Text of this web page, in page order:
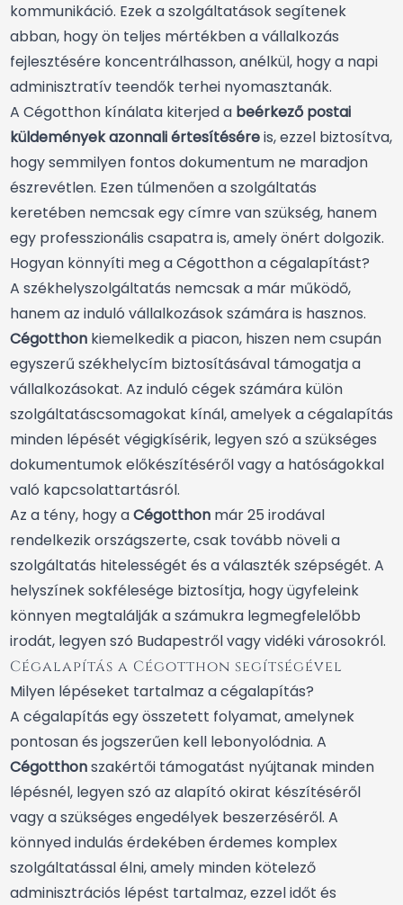
kommunikáció. Ezek a szolgáltatások segítenek
abban, hogy ön teljes mértékben a vállalkozás
fejlesztésére koncentrálhasson, anélkül, hogy a napi
adminisztratív teendők terhei nyomasztanák.
A Cégotthon kínálata kiterjed a beérkező postai
küldemények azonnali értesítéséreis, ezzel biztosítva,
hogy semmilyen fontos dokumentum ne maradjon
észrevétlen. Ezen túlmenően a szolgáltatás
keretében nemcsak egy címre van szükség, hanem
egy professzionális csapatra is, amely önért dolgozik.
Hogyan könnyíti meg a Cégotthon a cégalapítást?
A székhelyszolgáltatás nemcsak a már működő,
hanem az induló vállalkozások számára is hasznos.
Cégotthon kiemelkedik a piacon, hiszen nem csupán
egyszerű székhelycím biztosításával támogatja a
vállalkozásokat. Az induló cégek számára külön
szolgáltatáscsomagokat kínál, amelyek a cégalapítás
minden lépését végigkísérik, legyen szó a szükséges
dokumentumok előkészítéséről vagy a hatóságokkal
való kapcsolattartásról.
Az a tény, hogy aCégotthon már 25 irodával
rendelkezik országszerte, csak tovább növeli a
szolgáltatás hitelességét és a választék szépségét. A
helyszínek sokfélesége biztosítja, hogy ügyfeleink
könnyen megtalálják a számukra legmegfelelőbb
irodát, legyen szó Budapestről vagy vidéki városokról.
Cégalapítás a Cégotthon segítségével
Milyen lépéseket tartalmaz a cégalapítás?
A cégalapítás egy összetett folyamat, amelynek
pontosan és jogszerűen kell lebonyolódnia. A
Cégotthonszakértői támogatást nyújtanak minden
lépésnél, legyen szó az alapító okirat készítéséről
vagy a szükséges engedélyek beszerzéséről. A
könnyed indulás érdekében érdemes komplex
szolgáltatással élni, amely minden kötelező
adminisztrációs lépést tartalmaz, ezzel időt és